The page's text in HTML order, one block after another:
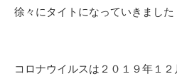
徐々にタイトになっていきました
コロナウイルスは２０１９年１